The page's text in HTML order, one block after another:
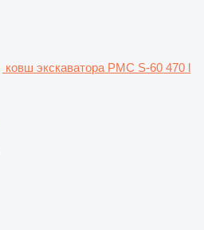
ковш экскаватора PMC S-60 470 l